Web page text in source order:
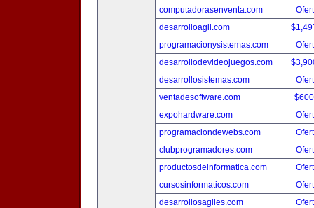
computadorasenventa.com
desarrolloagil.com
programacionysistemas.com
desarrollodevideojuegos.com
desarrollosistemas.com
ventadesoftware.com
expohardware.com
programaciondewebs.com
clubprogramadores.com
productosdeinformatica.com
cursosinformaticos.com
desarrollosagiles.com